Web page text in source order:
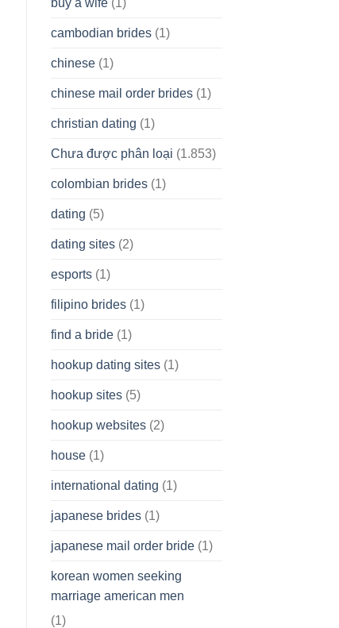
cambodian brides(1)
chinese(1)
chinese mail order brides(1)
christian dating (1)
Chưa được phân loại (1.853)
colombian brides(1)
dating (5)
dating sites(2)
esports(1)
filipino brides(1)
find a bride(1)
hookup dating sites(1)
hookup sites(5)
hookup websites(2)
house(1)
international dating (1)
japanese brides(1)
japanese mail order bride(1)
korean women seeking
marriage american men
(1)